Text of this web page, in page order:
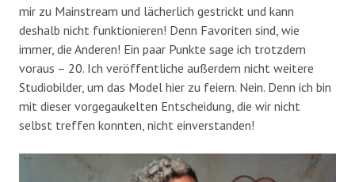
mir zu Mainstream und lächerlich gestrickt und kann
deshalb nicht funktionieren! Denn Favoriten sind, wie
immer, die Anderen! Ein paar Punkte sage ich trotzdem
voraus – 20. Ich veröffentliche außerdem nicht weitere
Studiobilder, um das Model hier zu feiern. Nein. Denn ich bin
mit dieser vorgegaukelten Entscheidung, die wir nicht
selbst treffen konnten, nicht einverstanden!